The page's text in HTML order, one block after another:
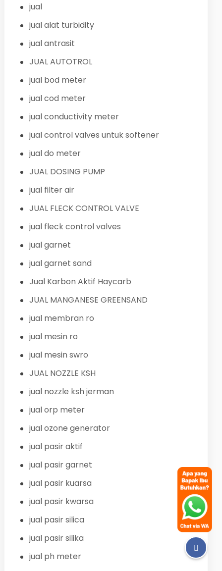
jual
jual alat turbidity
jual antrasit
JUAL AUTOTROL
jual bod meter
jual cod meter
jual conductivity meter
jual control valves untuk softener
jual do meter
JUAL DOSING PUMP
jual filter air
JUAL FLECK CONTROL VALVE
jual fleck control valves
jual garnet
jual garnet sand
Jual Karbon Aktif Haycarb
JUAL MANGANESE GREENSAND
jual membran ro
jual mesin ro
jual mesin swro
JUAL NOZZLE KSH
jual nozzle ksh jerman
jual orp meter
jual ozone generator
jual pasir aktif
jual pasir garnet
jual pasir kuarsa
jual pasir kwarsa
jual pasir silica
jual pasir silika
jual ph meter